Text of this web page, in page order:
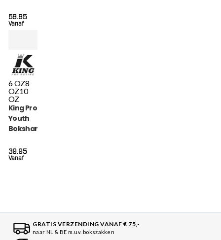
Vanaf
59.95
6 OZ8
OZ10
OZ
King Pro Boxing
Youth
Bokshandschoenen
HEXAGON 2)
Vanaf
39.95
GRATIS VERZENDING VANAF € 75,-
naar NL & BE m.u.v. bokszakken